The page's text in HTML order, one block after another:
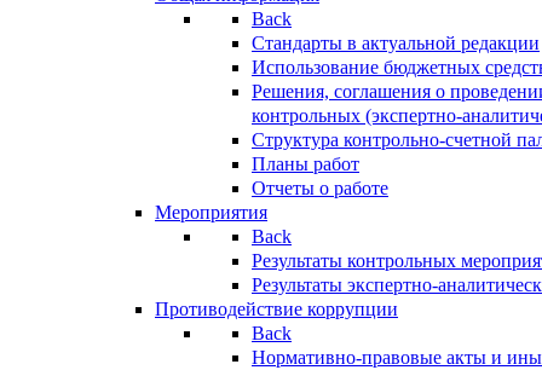
Back
Стандарты в актуальной редакции
Использование бюджетных
Решения, соглашения о
контрольных (экспертно-
Структура контрольно-счетной
Планы работ
Отчеты о работе
Мероприятия
Back
Результаты контрольных
Результаты экспертно-
Противодействие коррупции
Back
Нормативно-правовые акты и